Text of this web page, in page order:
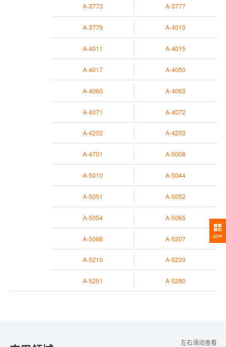
A-3773 A-3777
A-3779 A-4010
A-4011 A-4015
A-4017 A-4050
A-4060 A-4063
A-4071 A-4072
A-4202 A-4203
A-4701 A-5008
A-5010 A-5044
A-5051 A-5052
A-5054 A-5065
A-5066 A-5207
A-5210 A-5220
A-5251 A-5280
左右滑动查看
APP